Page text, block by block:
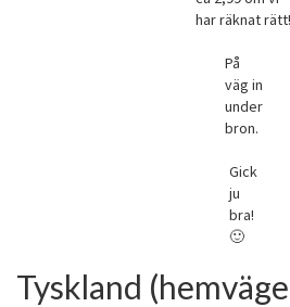
har räknat rätt!
På
väg in
under
bron.
Gick
ju
bra!
🙂
Tyskland